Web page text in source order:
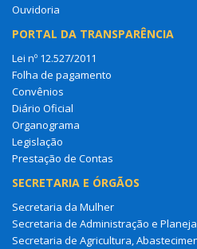
Ouvidoria
PORTAL DA TRANSPARÊNCIA
Lei nº 12.527/2011
Folha de pagamento
Convênios
Diário Oficial
Organograma
Legislação
Prestação de Contas
SECRETARIA E ÓRGÃOS
Secretaria da Mulher
Secretaria de Administração e
Secretaria de Agricultura,